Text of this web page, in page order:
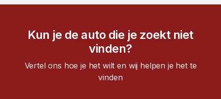
Kun je de auto die je zoekt niet
vinden?
Vertel ons hoe je het wilt en wij helpen je het te
vinden